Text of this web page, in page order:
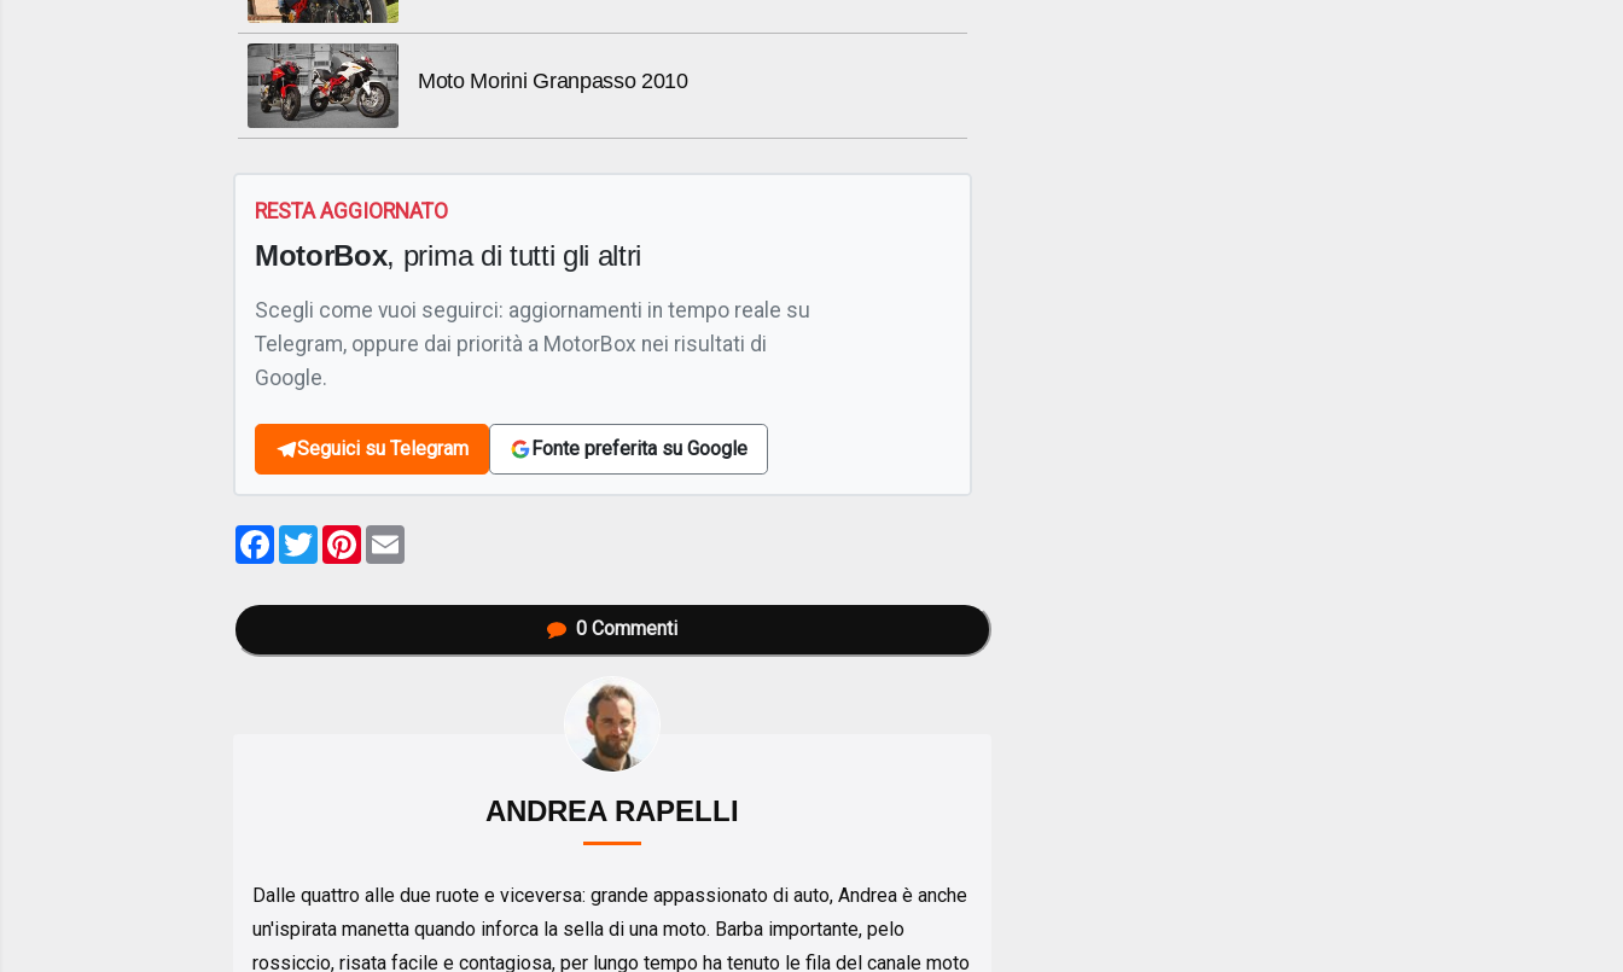
Moto Morini Granpasso 2010
RESTA AGGIORNATO
MotorBox, prima di tutti gli altri
Scegli come vuoi seguirci: aggiornamenti in tempo reale su
Telegram, oppure dai priorità a MotorBox nei risultati di
Google.
Seguici su Telegram Fonte preferita su Google
Facebook
TwitterPinterest
0 Commenti
ANDREA RAPELLI
Dalle quattro alle due ruote e viceversa: grande appassionato di auto, Andrea è anche
un'ispirata manetta quando inforca la sella di una moto. Barba importante, pelo
rossiccio, risata facile e contagiosa, per lungo tempo ha tenuto le fila del canale moto